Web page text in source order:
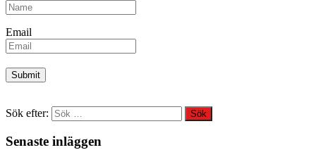
Email
Sök efter:
Senaste inläggen